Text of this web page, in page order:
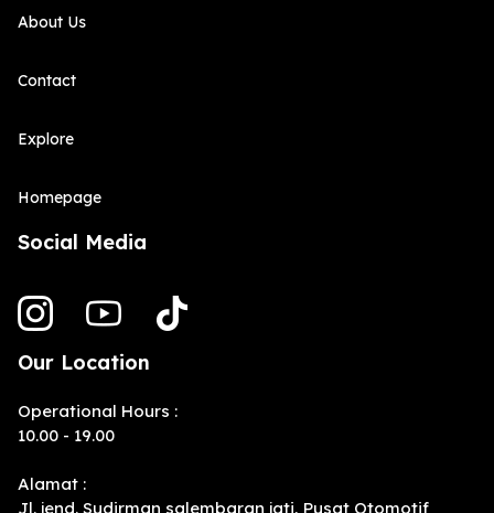
About Us
Contact
Explore
Homepage
Social Media
Our Location
Operational Hours :
10.00 - 19.00
Alamat :
Jl. jend. Sudirman salembaran jati, Pusat Otomotif